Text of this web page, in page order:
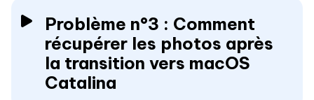
Problème n°3 : Comment
récupérer les photos après
la transition vers macOS
Catalina